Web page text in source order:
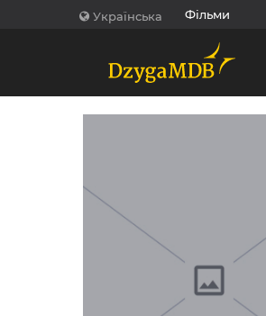
Українська Фільми